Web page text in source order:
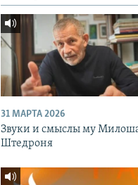
31 МАРТА 2026
Звуки и смыслы му
Штедроня